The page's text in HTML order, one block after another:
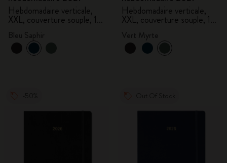
Hebdomadaire verticale,
XXL, couverture souple, 15
mois
Hebdomadaire verticale,
XXL, couverture souple, 15
mois